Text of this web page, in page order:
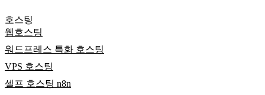
호스팅
웹호스팅
워드프레스 특화 호스팅
VPS 호스팅
셀프 호스팅 n8n